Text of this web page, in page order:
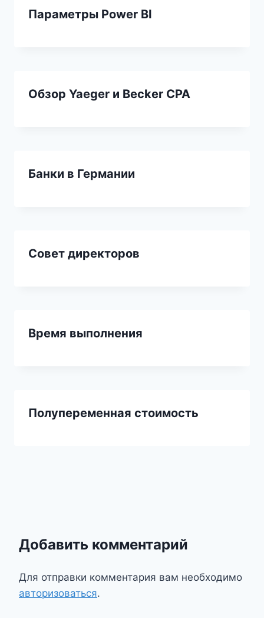
Параметры Power BI
Обзор Yaeger и Becker CPA
Банки в Германии
Совет директоров
Время выполнения
Полупеременная стоимость
Добавить комментарий
Для отправки комментария вам необходимо
авторизоваться.